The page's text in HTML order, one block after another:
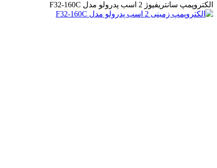
الکتروپمپ سانتریفیوژ 2 اسب پدرولو مدل F32-160C